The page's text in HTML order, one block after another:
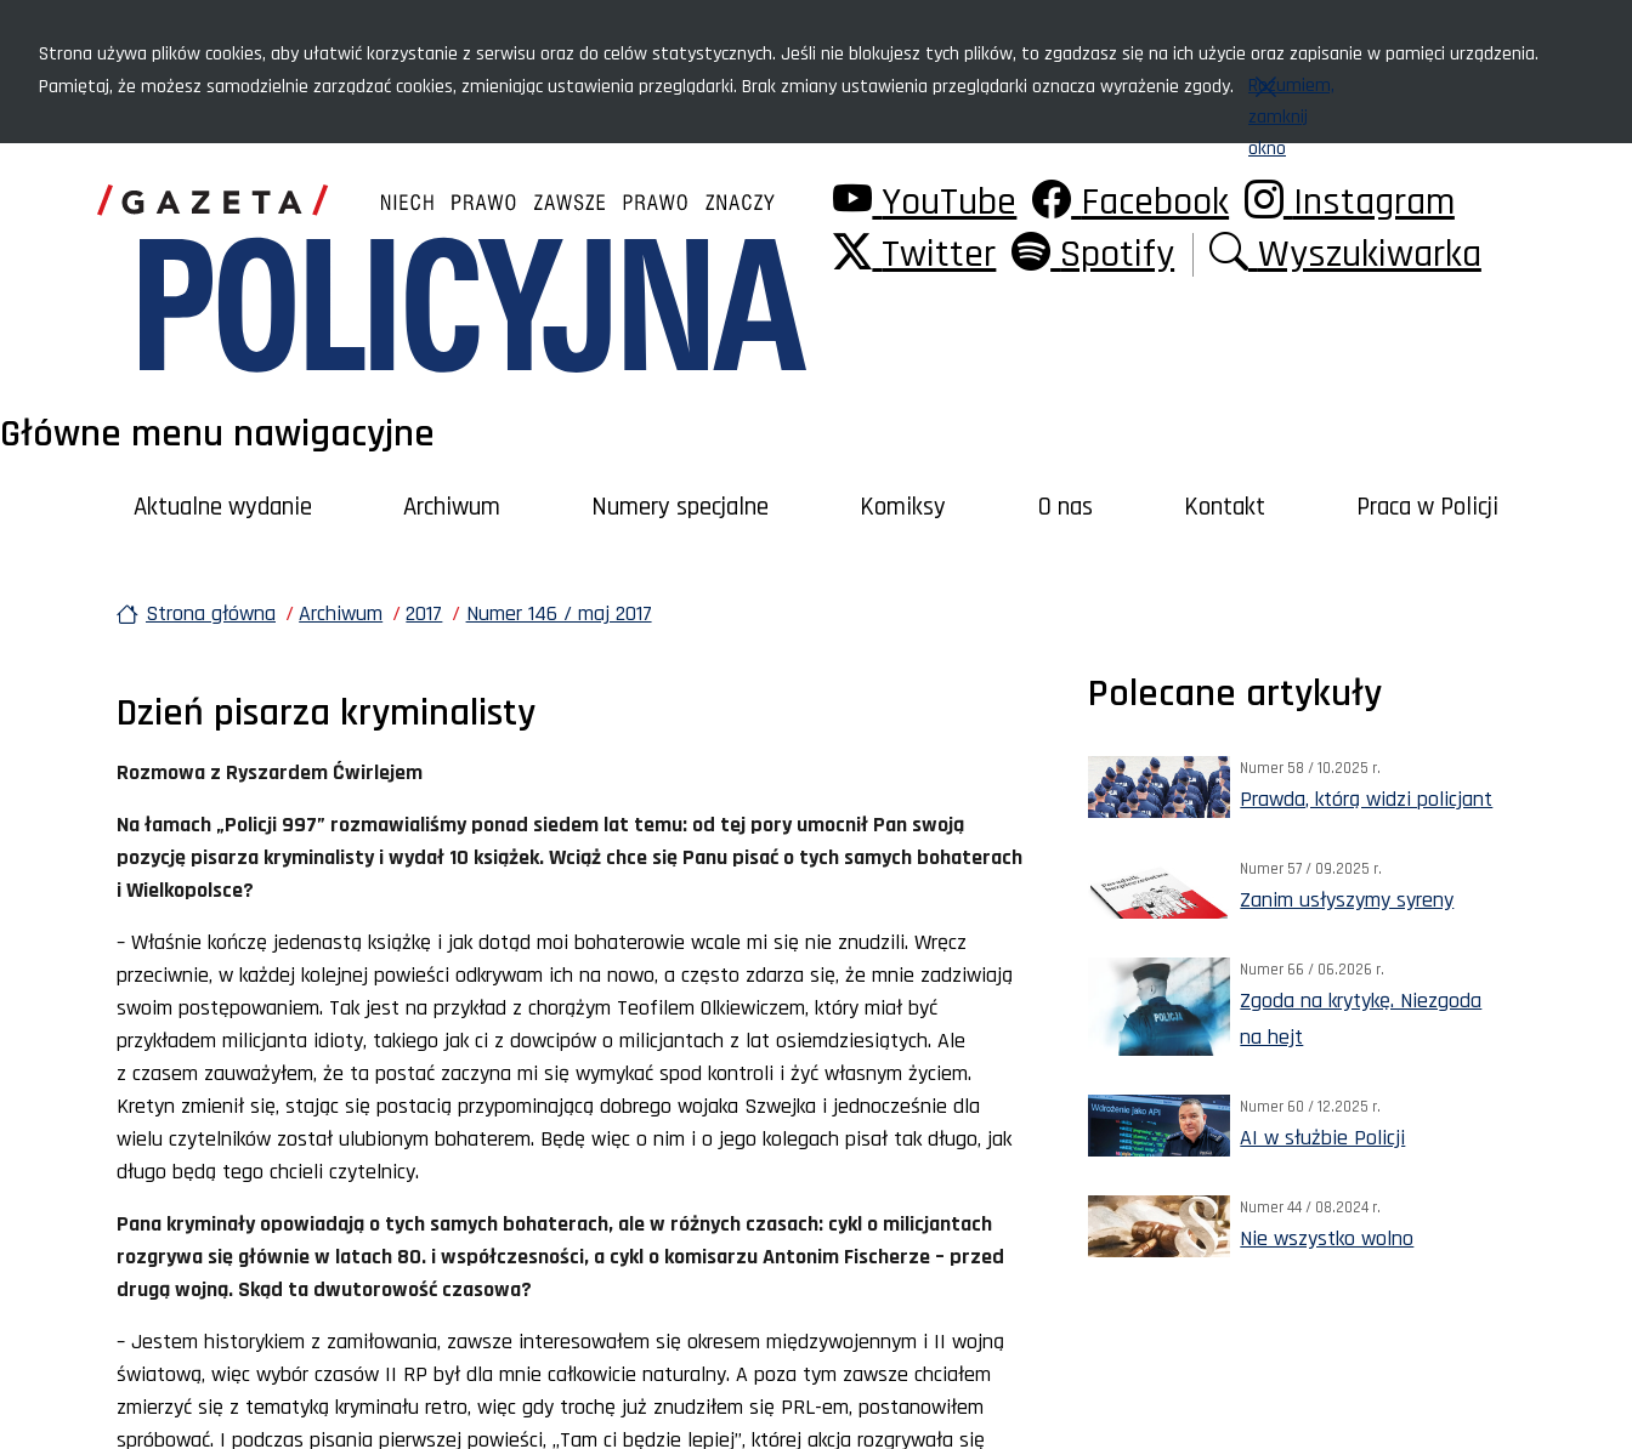
Strona używa plików cookies, aby ułatwić korzystanie z serwisu oraz do celów statystycznych. Jeśli nie blokujesz tych plików, to zgadzasz się na ich użycie oraz zapisanie w pamięci urządzenia.
Pamiętaj, że możesz samodzielnie zarządzać cookies, zmieniając ustawienia przeglądarki. Brak zmiany ustawienia przeglądarki oznacza wyrażenie zgody.
Rozumiem,
zamknij
okno
YouTube Facebook
Instagram
Twitter
Spotify Wyszukiwarka
Główne menu nawigacyjne
Aktualne wydanie Archiwum Numery specjalne Komiksy O nas Kontakt Praca w Policji
Strona główna Archiwum 2017 Numer 146 / maj 2017
Dzień pisarza kryminalisty
Rozmowa z Ryszardem Ćwirlejem
Na łamach „Policji 997” rozmawialiśmy ponad siedem lat temu: od tej pory umocnił Pan swoją
pozycję pisarza kryminalisty i wydał 10 książek. Wciąż chce się Panu pisać o tych samych bohaterach
i Wielkopolsce?
– Właśnie kończę jedenastą książkę i jak dotąd moi bohaterowie wcale mi się nie znudzili. Wręcz
przeciwnie, w każdej kolejnej powieści odkrywam ich na nowo, a często zdarza się, że mnie zadziwiają
swoim postępowaniem. Tak jest na przykład z chorążym Teofilem Olkiewiczem, który miał być
przykładem milicjanta idioty, takiego jak ci z dowcipów o milicjantach z lat osiemdziesiątych. Ale
z czasem zauważyłem, że ta postać zaczyna mi się wymykać spod kontroli i żyć własnym życiem.
Kretyn zmienił się, stając się postacią przypominającą dobrego wojaka Szwejka i jednocześnie dla
wielu czytelników został ulubionym bohaterem. Będę więc o nim i o jego kolegach pisał tak długo, jak
długo będą tego chcieli czytelnicy.
Pana kryminały opowiadają o tych samych bohaterach, ale w różnych czasach: cykl o milicjantach
rozgrywa się głównie w latach 80. i współczesności, a cykl o komisarzu Antonim Fischerze – przed
drugą wojną. Skąd ta dwutorowość czasowa?
– Jestem historykiem z zamiłowania, zawsze interesowałem się okresem międzywojennym i II wojną
światową, więc wybór czasów II RP był dla mnie całkowicie naturalny. A poza tym zawsze chciałem
zmierzyć się z tematyką kryminału retro, więc gdy trochę już znudziłem się PRL-em, postanowiłem
spróbować. I podczas pisania pierwszej powieści, „Tam ci będzie lepiej”, której akcja rozgrywała się
Polecane artykuły
Numer 58 / 10.2025 r.
Prawda, którą widzi policjant
Numer 57 / 09.2025 r.
Zanim usłyszymy syreny
Numer 66 / 06.2026 r.
Zgoda na krytykę. Niezgoda
na hejt
Numer 60 / 12.2025 r.
AI w służbie Policji
Numer 44 / 08.2024 r.
Nie wszystko wolno